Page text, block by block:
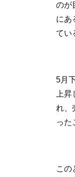
のが
にあ
てい
5月
上
れ、
った
この